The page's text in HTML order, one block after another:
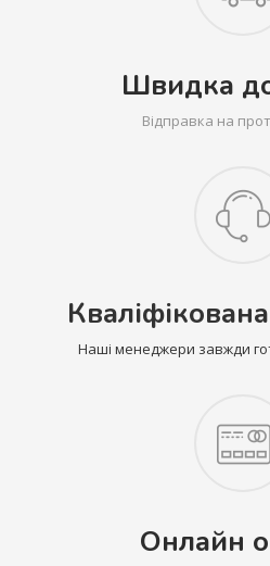
Швидка
Відправка на
Наші менеджери завжди
Онлайн